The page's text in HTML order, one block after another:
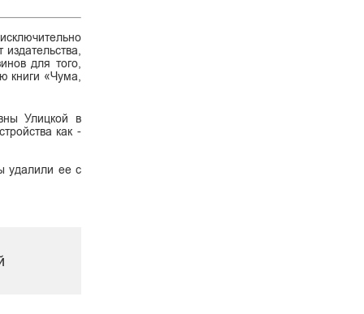
для того,
книги «Чума,
Улицкой в
как -
удалили ее с